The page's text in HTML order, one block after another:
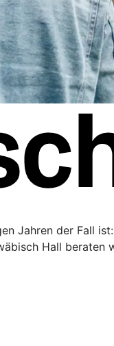
Jahren der Fall
Hall beraten